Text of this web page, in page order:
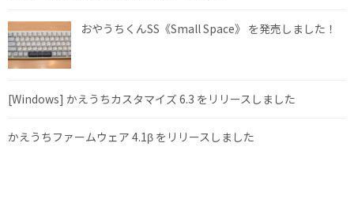
おやうちくんSS《Small Space》 を発売しました！
[Windows] かえうちカスタマイズ 6.3 をリリースしました
かえうちファームウェア 4.1β をリリースしました